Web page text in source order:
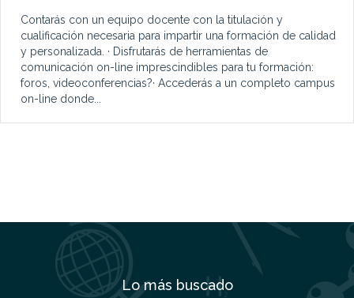
Contarás con un equipo docente con la titulación y
cualificación necesaria para impartir una formación de calidad
y personalizada. · Disfrutarás de herramientas de
comunicación on-line imprescindibles para tu formación:
foros, videoconferencias?· Accederás a un completo campus
on-line donde...
Lo más buscado